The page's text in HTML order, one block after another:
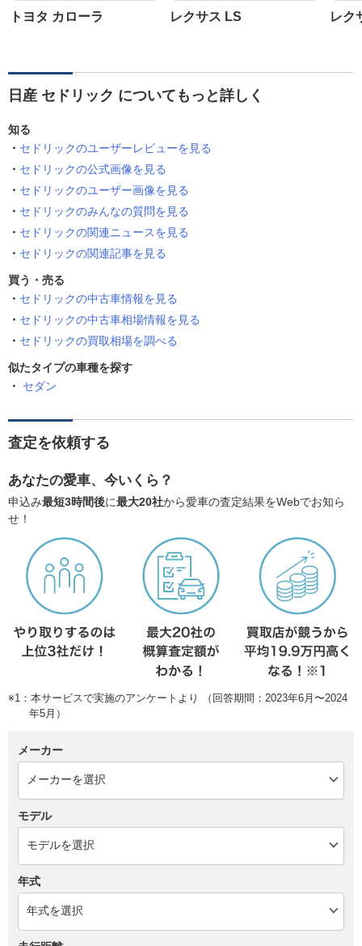
トヨタ カローラ レクサス LS レク
日産 セドリック についてもっと詳しく
知る
セドリックのユーザーレビューを見る
セドリックの公式画像を見る
セドリックのユーザー画像を見る
セドリックのみんなの質問を見る
セドリックの関連ニュースを見る
セドリックの関連記事を見る
買う・売る
セドリックの中古車情報を見る
セドリックの中古車相場情報を見る
セドリックの買取相場を調べる
似たタイプの車種を探す
セダン
査定を依頼する
あなたの愛車、今いくら？
申込み最短3時間後に最大20社から愛車の査定結果をWebでお知ら
せ！
※1：本サービスで実施のアンケートより （回答期間：2023年6月〜2024
年5月）
メーカー
モデル
年式